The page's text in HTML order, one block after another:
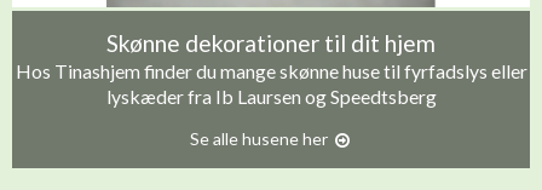
Skønne dekorationer til dit hjem
Hos Tinashjem finder du mange skønne huse til fyrfadslys eller
lyskæder fra Ib Laursen og Speedtsberg
Se alle husene her